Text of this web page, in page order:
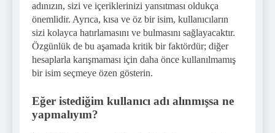
adınızın, sizi ve içeriklerinizi yansıtması oldukça
önemlidir. Ayrıca, kısa ve öz bir isim, kullanıcıların
sizi kolayca hatırlamasını ve bulmasını sağlayacaktır.
Özgünlük de bu aşamada kritik bir faktördür; diğer
hesaplarla karışmaması için daha önce kullanılmamış
bir isim seçmeye özen gösterin.
Eğer istediğim kullanıcı adı alınmışsa ne
yapmalıyım?